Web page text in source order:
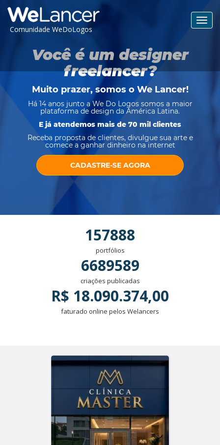
Comunidade WeDoLogos
Você é um designer
freelancer?
Muito prazer, somos o We Lancer!
Há 14 anos junto a We Do Logos somos a maior
plataforma de design da América Latina.
E já atendemos mais de 70 mil clientes
Receba proposta de clientes, divulgue sua arte e
comece a ganhar dinheiro na internet
CADASTRE-SE AGORA
157888
portfólios
6689589
criações publicadas
R$ 18.090.374,00
faturado online pelos Welancers